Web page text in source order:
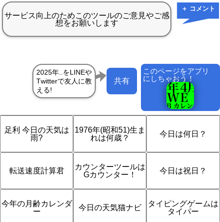
＋ コメント
このページをアプリ
にしちゃおう！
共有
足利 今日の天気は
雨?
1976年(昭和51)生ま
れは何歳？
今日は何日？
転送速度計算君
カウンターツールは
Gカウンター！
今日は祝日？
今年の月齢カレンダ
ー
今日の天気猫ナビ
タイピングゲームは
タイパー